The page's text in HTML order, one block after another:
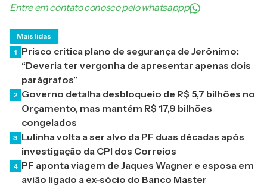
Entre em contato conosco pelo whatsappp
Mais lidas
1 Prisco critica plano de segurança de Jerônimo:
“Deveria ter vergonha de apresentar apenas dois
parágrafos”
2 Governo detalha desbloqueio de R$ 5,7 bilhões no
Orçamento, mas mantém R$ 17,9 bilhões
congelados
3 Lulinha volta a ser alvo da PF duas décadas após
investigação da CPI dos Correios
4 PF aponta viagem de Jaques Wagner e esposa em
avião ligado a ex-sócio do Banco Master